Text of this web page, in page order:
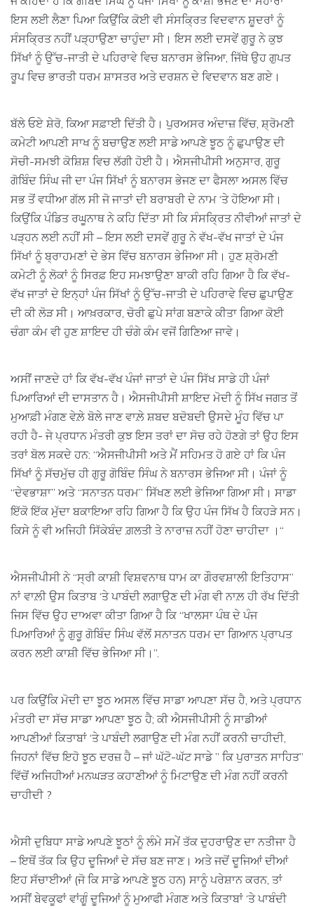
ਇਸ ਲਈ ਲੈਣਾ ਪਿਆ ਕਿਉਂਕਿ ਕੋਈ ਵੀ ਸੰਸਕ੍ਰਿਤ ਵਿਦਵਾਨ ਸ਼ੂਦਰਾਂ ਨੂੰ
ਸੰਸਕ੍ਰਿਤ ਨਹੀਂ ਪੜ੍ਹਾਉਣਾ ਚਾਹੁੰਦਾ ਸੀ। ਇਸ ਲਈ ਦਸਵੇਂ ਗੁਰੂ ਨੇ ਕੁਝ
ਸਿੱਖਾਂ ਨੂੰ ਉੱਚ-ਜਾਤੀ ਦੇ ਪਹਿਰਾਵੇ ਵਿਚ ਬਨਾਰਸ ਭੇਜਿਆ, ਜਿੱਥੇ ਉਹ ਗੁਪਤ
ਰੂਪ ਵਿਚ ਭਾਰਤੀ ਧਰਮ ਸ਼ਾਸਤਰ ਅਤੇ ਦਰਸ਼ਨ ਦੇ ਵਿਦਵਾਨ ਬਣ ਗਏ।
ਬੱਲੇ ਓਏ ਸ਼ੇਰੋ, ਕਿਆ ਸਫ਼ਾਈ ਦਿੱਤੀ ਹੈ। ਪੁਰਅਸਰ ਅੰਦਾਜ਼ ਵਿੱਚ, ਸ਼੍ਰੋਮਣੀ
ਕਮੇਟੀ ਆਪਣੀ ਸਾਖ ਨੂੰ ਬਚਾਉਣ ਲਈ ਸਾਡੇ ਆਪਣੇ ਝੂਠ ਨੂੰ ਛੁਪਾਉਣ ਦੀ
ਸੋਚੀ-ਸਮਝੀ ਕੋਸ਼ਿਸ਼ ਵਿਚ ਲੱਗੀ ਹੋਈ ਹੈ। ਐਸਜੀਪੀਸੀ ਅਨੁਸਾਰ, ਗੁਰੂ
ਗੋਬਿੰਦ ਸਿੰਘ ਜੀ ਦਾ ਪੰਜ ਸਿੱਖਾਂ ਨੂੰ ਬਨਾਰਸ ਭੇਜਣ ਦਾ ਫੈਸਲਾ ਅਸਲ ਵਿੱਚ
ਸਭ ਤੋਂ ਵਧੀਆ ਗੱਲ ਸੀ ਜੋ ਜਾਤਾਂ ਦੀ ਬਰਾਬਰੀ ਦੇ ਨਾਮ ‘ਤੇ ਹੋਇਆ ਸੀ।
ਕਿਉਂਕਿ ਪੰਡਿਤ ਰਘੂਨਾਥ ਨੇ ਕਹਿ ਦਿੱਤਾ ਸੀ ਕਿ ਸੰਸਕ੍ਰਿਤ ਨੀਵੀਆਂ ਜਾਤਾਂ ਦੇ
ਪੜ੍ਹਨ ਲਈ ਨਹੀਂ ਸੀ – ਇਸ ਲਈ ਦਸਵੇਂ ਗੁਰੂ ਨੇ ਵੱਖ-ਵੱਖ ਜਾਤਾਂ ਦੇ ਪੰਜ
ਸਿੱਖਾਂ ਨੂੰ ਬ੍ਰਾਹਮਣਾਂ ਦੇ ਭੇਸ ਵਿੱਚ ਬਨਾਰਸ ਭੇਜਿਆ ਸੀ। ਹੁਣ ਸ਼੍ਰੋਮਣੀ
ਕਮੇਟੀ ਨੂੰ ਲੋਕਾਂ ਨੂੰ ਸਿਰਫ਼ ਇਹ ਸਮਝਾਉਣਾ ਬਾਕੀ ਰਹਿ ਗਿਆ ਹੈ ਕਿ ਵੱਖ-
ਵੱਖ ਜਾਤਾਂ ਦੇ ਇਨ੍ਹਾਂ ਪੰਜ ਸਿੱਖਾਂ ਨੂੰ ਉੱਚ-ਜਾਤੀ ਦੇ ਪਹਿਰਾਵੇ ਵਿਚ ਛੁਪਾਉਣ
ਦੀ ਕੀ ਲੋੜ ਸੀ। ਆਖ਼ਰਕਾਰ, ਚੋਰੀ ਛੁਪੇ ਸਾਂਗ ਬਣਾਕੇ ਕੀਤਾ ਗਿਆ ਕੋਈ
ਚੰਗਾ ਕੰਮ ਵੀ ਹੁਣ ਸ਼ਾਇਦ ਹੀ ਚੰਗੇ ਕੰਮ ਵਜੋਂ ਗਿਣਿਆ ਜਾਵੇ।
ਅਸੀਂ ਜਾਣਦੇ ਹਾਂ ਕਿ ਵੱਖ-ਵੱਖ ਪੰਜਾਂ ਜਾਤਾਂ ਦੇ ਪੰਜ ਸਿੱਖ ਸਾਡੇ ਹੀ ਪੰਜਾਂ
ਪਿਆਰਿਆਂ ਦੀ ਦਾਸਤਾਨ ਹੈ। ਐਸਜੀਪੀਸੀ ਸ਼ਾਇਦ ਮੋਦੀ ਨੂੰ ਸਿੱਖ ਜਗਤ ਤੋਂ
ਮੁਆਫ਼ੀ ਮੰਗਣ ਵੇਲ਼ੇ ਬੋਲੇ ਜਾਣ ਵਾਲ਼ੇ ਸ਼ਬਦ ਬਦੋਬਦੀ ਉਸਦੇ ਮੂੰਹ ਵਿੱਚ ਪਾ
ਰਹੀ ਹੈ- ਜੇ ਪ੍ਰਧਾਨ ਮੰਤਰੀ ਕੁਝ ਇਸ ਤਰਾਂ ਦਾ ਸੋਚ ਰਹੇ ਹੋਣਗੇ ਤਾਂ ਉਹ ਇਸ
ਤਰਾਂ ਬੋਲ ਸਕਦੇ ਹਨ: “ਐਸਜੀਪੀਸੀ ਅਤੇ ਮੈਂ ਸਹਿਮਤ ਹੋ ਗਏ ਹਾਂ ਕਿ ਪੰਜ
ਸਿੱਖਾਂ ਨੂੰ ਸੱਚਮੁੱਚ ਹੀ ਗੁਰੂ ਗੋਬਿੰਦ ਸਿੰਘ ਨੇ ਬਨਾਰਸ ਭੇਜਿਆ ਸੀ। ਪੰਜਾਂ ਨੂੰ
“ਦੇਵਭਾਸ਼ਾ” ਅਤੇ “ਸਨਾਤਨ ਧਰਮ” ਸਿੱਖਣ ਲਈ ਭੇਜਿਆ ਗਿਆ ਸੀ। ਸਾਡਾ
ਇੱਕੋ ਇੱਕ ਮੁੱਦਾ ਬਕਾਇਆ ਰਹਿ ਗਿਆ ਹੈ ਕਿ ਉਹ ਪੰਜ ਸਿੱਖ ਹੈ ਕਿਹੜੇ ਸਨ।
ਕਿਸੇ ਨੂੰ ਵੀ ਅਜਿਹੀ ਸਿੱਕੇਬੰਦ ਗ਼ਲਤੀ ਤੇ ਨਾਰਾਜ਼ ਨਹੀਂ ਹੋਣਾ ਚਾਹੀਦਾ ।“
ਐਸਜੀਪੀਸੀ ਨੇ “ਸ੍ਰੀ ਕਾਸ਼ੀ ਵਿਸ਼ਵਨਾਥ ਧਾਮ ਕਾ ਗੌਰਵਸ਼ਾਲੀ ਇਤਿਹਾਸ”
ਨਾਂ ਵਾਲ਼ੀ ਉਸ ਕਿਤਾਬ ‘ਤੇ ਪਾਬੰਦੀ ਲਗਾਉਣ ਦੀ ਮੰਗ ਵੀ ਨਾਲ਼ ਹੀ ਰੱਖ ਦਿੱਤੀ
ਜਿਸ ਵਿੱਚ ਉਹ ਦਾਅਵਾ ਕੀਤਾ ਗਿਆ ਹੈ ਕਿ “ਖਾਲਸਾ ਪੰਥ ਦੇ ਪੰਜ
ਪਿਆਰਿਆਂ ਨੂੰ ਗੁਰੂ ਗੋਬਿੰਦ ਸਿੰਘ ਵੱਲੋਂ ਸਨਾਤਨ ਧਰਮ ਦਾ ਗਿਆਨ ਪ੍ਰਾਪਤ
ਕਰਨ ਲਈ ਕਾਸ਼ੀ ਵਿੱਚ ਭੇਜਿਆ ਸੀ।”.
ਪਰ ਕਿਉਂਕਿ ਮੋਦੀ ਦਾ ਝੂਠ ਅਸਲ ਵਿੱਚ ਸਾਡਾ ਆਪਣਾ ਸੱਚ ਹੈ, ਅਤੇ ਪ੍ਰਧਾਨ
ਮੰਤਰੀ ਦਾ ਸੱਚ ਸਾਡਾ ਆਪਣਾ ਝੂਠ ਹੈ; ਕੀ ਐਸਜੀਪੀਸੀ ਨੂੰ ਸਾਡੀਆਂ
ਆਪਣੀਆਂ ਕਿਤਾਬਾਂ ‘ਤੇ ਪਾਬੰਦੀ ਲਗਾਉਣ ਦੀ ਮੰਗ ਨਹੀਂ ਕਰਨੀ ਚਾਹੀਦੀ,
ਜਿਹਨਾਂ ਵਿੱਚ ਇਹੋ ਝੂਠ ਦਰਜ਼ ਹੈ – ਜਾਂ ਘੱਟੋ-ਘੱਟ ਸਾਡੇ ” ਕਿ ਪੁਰਾਤਨ ਸਾਹਿਤ”
ਵਿੱਚੋਂ ਅਜਿਹੀਆਂ ਮਨਘੜਤ ਕਹਾਣੀਆਂ ਨੂੰ ਮਿਟਾਉਣ ਦੀ ਮੰਗ ਨਹੀਂ ਕਰਨੀ
ਚਾਹੀਦੀ ?
ਐਸੀ ਦੁਬਿਧਾ ਸਾਡੇ ਆਪਣੇ ਝੂਠਾਂ ਨੂੰ ਲੰਮੇ ਸਮੇਂ ਤੱਕ ਦੁਹਰਾਉਣ ਦਾ ਨਤੀਜਾ ਹੈ
– ਇਥੋਂ ਤੱਕ ਕਿ ਉਹ ਦੂਜਿਆਂ ਦੇ ਸੱਚ ਬਣ ਜਾਣ। ਅਤੇ ਜਦੋਂ ਦੂਜਿਆਂ ਦੀਆਂ
ਇਹ ਸੱਚਾਈਆਂ (ਜੋ ਕਿ ਸਾਡੇ ਆਪਣੇ ਝੂਠ ਹਨ) ਸਾਨੂੰ ਪਰੇਸ਼ਾਨ ਕਰਨ, ਤਾਂ
ਅਸੀਂ ਬੇਵਕੂਫਾਂ ਵਾਂਗੂੰ ਦੂਜਿਆਂ ਨੂੰ ਮੁਆਫੀ ਮੰਗਣ ਅਤੇ ਕਿਤਾਬਾਂ ‘ਤੇ ਪਾਬੰਦੀ